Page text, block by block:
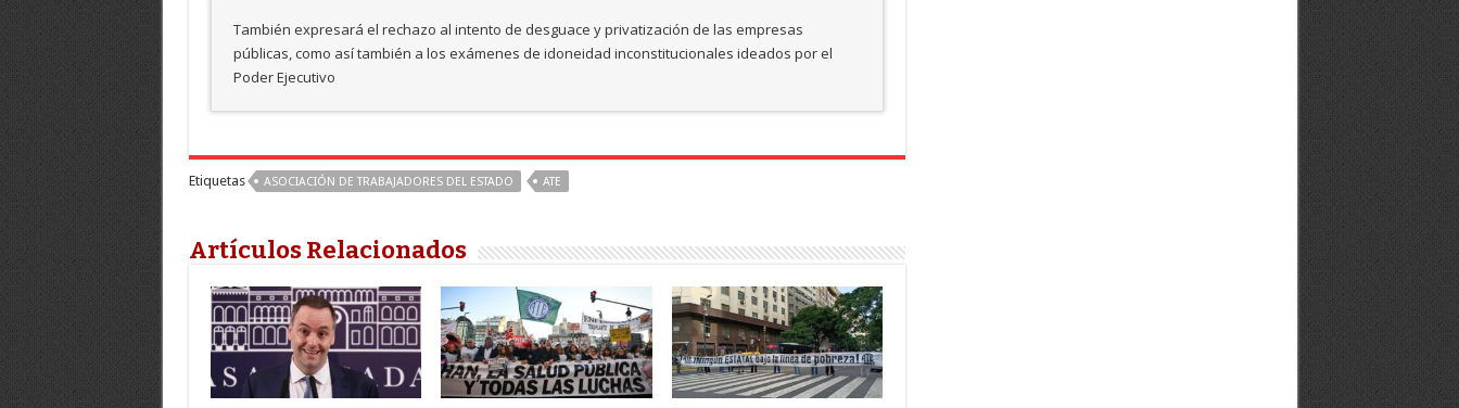
También expresará el rechazo al intento de desguace y privatización de las empresas
públicas, como así también a los exámenes de idoneidad inconstitucionales ideados por el
Poder Ejecutivo
Etiquetas ASOCIACIÓN DE TRABAJADORES DEL ESTADO ATE
Artículos Relacionados